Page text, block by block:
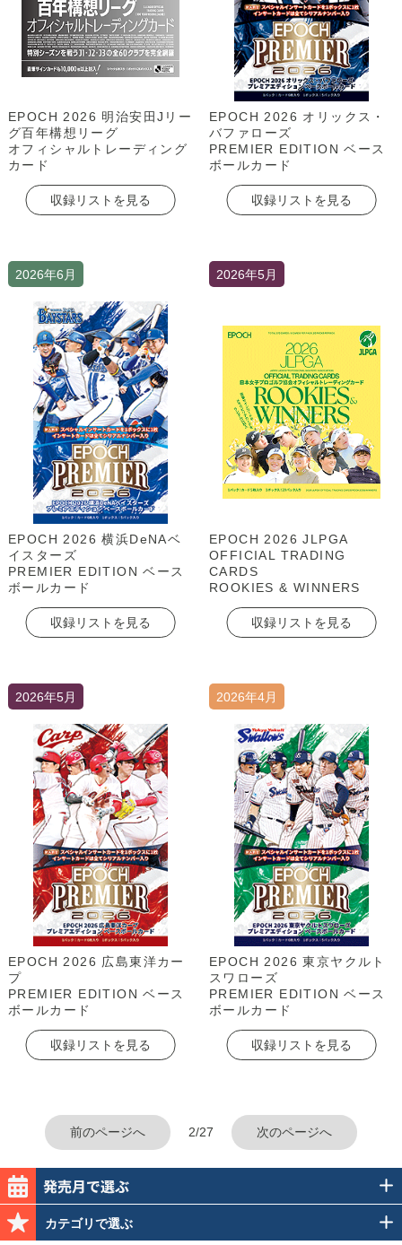
EPOCH 2026 明治安田Jリー
グ百年構想リーグ
オフィシャルトレーディング
カード
収録リストを見る
EPOCH 2026 オリックス・
バファローズ
PREMIER EDITION ベース
ボールカード
収録リストを見る
2026年6月
EPOCH 2026 横浜DeNAベ
イスターズ
PREMIER EDITION ベース
ボールカード
収録リストを見る
2026年5月
EPOCH 2026 JLPGA
OFFICIAL TRADING
CARDS
ROOKIES & WINNERS
収録リストを見る
2026年5月
EPOCH 2026 広島東洋カー
プ
PREMIER EDITION ベース
ボールカード
収録リストを見る
2026年4月
EPOCH 2026 東京ヤクルト
スワローズ
PREMIER EDITION ベース
ボールカード
収録リストを見る
前のページへ 2/27 次のページへ
カテゴリで選ぶ